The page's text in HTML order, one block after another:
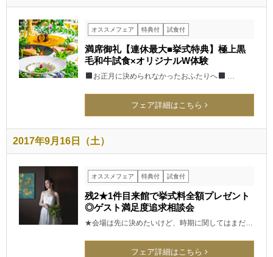
オススメフェア 特典付 試食付
満席御礼【連休最大■挙式特典】極上黒
毛和牛試食×オリジナルW体験
お正月に決められなかったおふたりへ
フェア詳細はこちら
2017年9月16日（土）
オススメフェア 特典付 試食付
残2★1件目来館で挙式料全額プレゼント
◎ゲスト満足度追求相談会
★会場は先に決めたいけど、時期に関してはまだ…
フェア詳細はこちら